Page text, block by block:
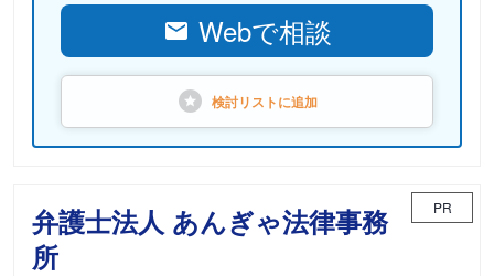
Webで相談
検討リストに追加
弁護士法人 あんぎゃ法律事務
所
PR